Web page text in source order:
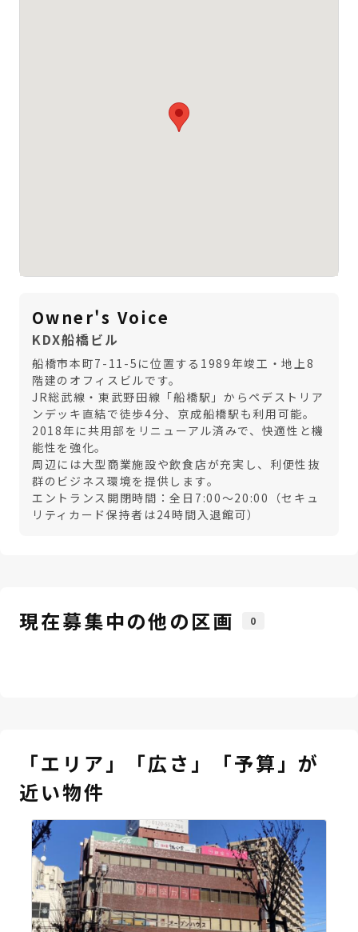
Owner's Voice
KDX船橋ビル
船橋市本町7-11-5に位置する1989年竣工・地上8
階建のオフィスビルです。
JR総武線・東武野田線「船橋駅」からペデストリア
ンデッキ直結で徒歩4分、京成船橋駅も利用可能。
2018年に共用部をリニューアル済みで、快適性と機
能性を強化。
周辺には大型商業施設や飲食店が充実し、利便性抜
群のビジネス環境を提供します。
エントランス開閉時間：全日7:00～20:00（セキュ
リティカード保持者は24時間入退館可）
現在募集中の他の区画 0
「エリア」「広さ」「予算」が
近い物件